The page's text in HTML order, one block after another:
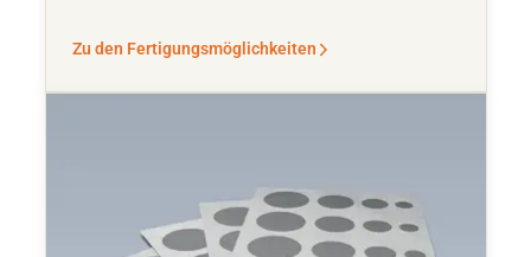
Zu den Fertigungsmöglichkeiten